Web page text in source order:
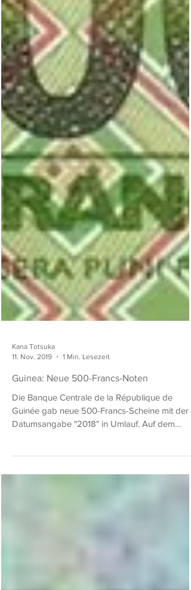
11. Nov. 2019
1 Min. Lesezeit
Guinea: Neue 500-Francs-Noten
Die Banque Centrale de la République de
Guinée gab neue 500-Francs-Scheine mit der
ersten Blick...